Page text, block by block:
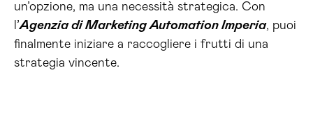
un’opzione, ma una necessità strategica. Con
l’Agenzia di Marketing Automation Imperia, puoi
finalmente iniziare a raccogliere i frutti di una
strategia vincente.